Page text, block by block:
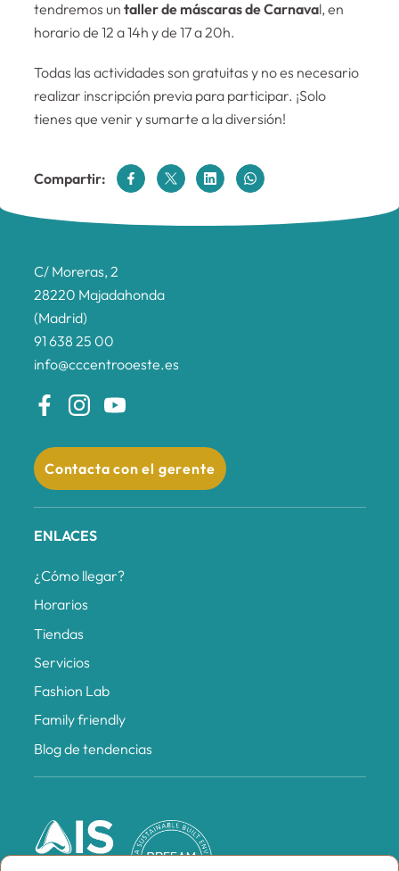
tendremos un taller de máscaras de Carnaval, en
horario de 12 a 14h y de 17 a 20h.
Todas las actividades son gratuitas y no es necesario
realizar inscripción previa para participar. ¡Solo
tienes que venir y sumarte a la diversión!
Compartir:
C/ Moreras, 2
28220 Majadahonda
(Madrid)
91 638 25 00
info@cccentrooeste.es
Contacta con el gerente
ENLACES
¿Cómo llegar?
Horarios
Tiendas
Servicios
Fashion Lab
Family friendly
Blog de tendencias